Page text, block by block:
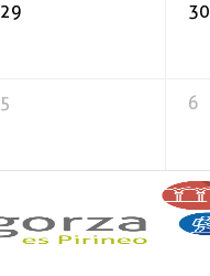
29 30
5 6